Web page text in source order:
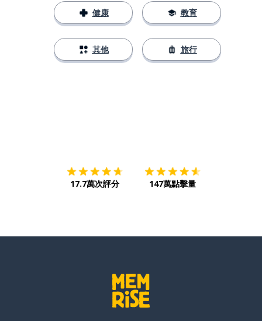
健康
其他
教育
旅行
17.7萬次評分 147萬點擊量